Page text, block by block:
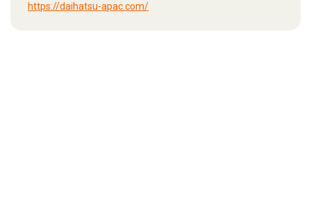
https://daihatsu-apac.com/